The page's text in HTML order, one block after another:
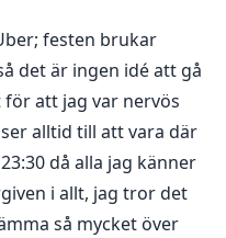
jag någonsin
klubben där jag
på en
som kom tillbaka
och brors död är
för att vi är särskilt
festen brukar
det är ingen idé att gå
att jag var nervös
alltid till att vara där
då alla jag känner
i allt, jag tror det
så mycket över